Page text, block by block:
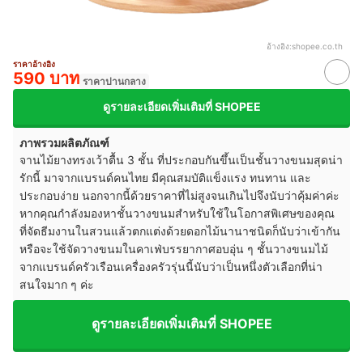
อ้างอิง:shopee.co.th
ราคาอ้างอิง
590 บาท ราคาปานกลาง
ดูรายละเอียดเพิ่มเติมที่ SHOPEE
ภาพรวมผลิตภัณฑ์
จานไม้ยางทรงเว้าตื้น 3 ชั้น ที่ประกอบกันขึ้นเป็นชั้นวางขนมสุดน่า
รักนี้ มาจากแบรนด์คนไทย มีคุณสมบัติแข็งแรง ทนทาน และ
ประกอบง่าย นอกจากนี้ด้วยราคาที่ไม่สูงจนเกินไปจึงนับว่าคุ้มค่าค่ะ
หากคุณกำลังมองหาชั้นวางขนมสำหรับใช้ในโอกาสพิเศษของคุณ
ที่จัดธีมงานในสวนแล้วตกแต่งด้วยดอกไม้นานาชนิดก็นับว่าเข้ากัน
หรือจะใช้จัดวางขนมในคาเฟ่บรรยากาศอบอุ่น ๆ ชั้นวางขนมไม้
จากแบรนด์ครัวเรือนเครื่องครัวรุ่นนี้นับว่าเป็นหนึ่งตัวเลือกที่น่า
สนใจมาก ๆ ค่ะ
ดูรายละเอียดเพิ่มเติมที่ SHOPEE